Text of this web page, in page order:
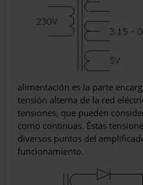
alimentación es la parte
tensión alterna de la red
tensiones, que pueden
como continuas. Éstas
diversos puntos del
funcionamiento.